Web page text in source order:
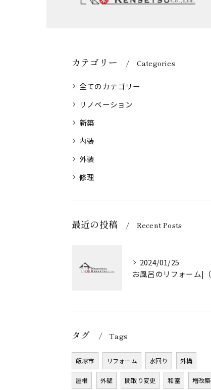
カテゴリー Categories
全てのカテゴリー
リノベーション
新築
内装
外装
修理
最近の投稿 Recent Posts
2024/01/25
タグ Tags
飯塚市 リフォーム 水回り 外構
屋根 外壁 間取り変更 和室 増改築